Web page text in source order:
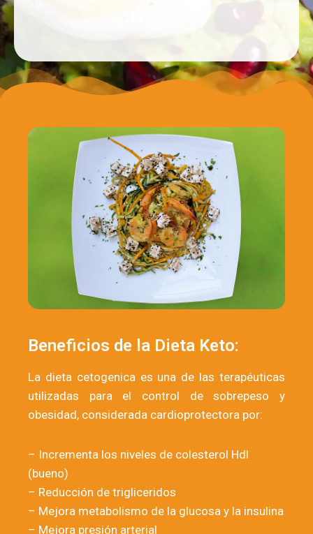
Beneficios de la Dieta Keto:
La dieta cetogenica es una de las terapéuticas
utilizadas para el control de sobrepeso y
obesidad, considerada cardioprotectora por:
– Incrementa los niveles de colesterol Hdl
(bueno)
– Reducción de trigliceridos
– Mejora metabolismo de la glucosa y la insulina
– Mejora presión arterial